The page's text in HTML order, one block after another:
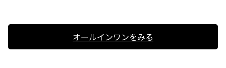
オールインワンをみる